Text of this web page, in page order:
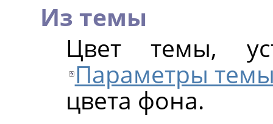
Из темы
Цвет темы,
Параметры
цвета фона.